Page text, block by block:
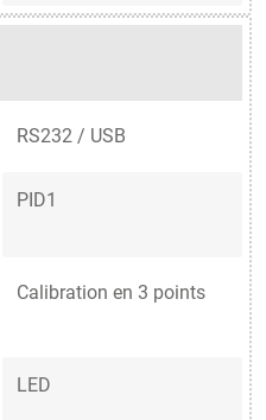
RS232 / USB
PID1
Calibration en 3 points
LED